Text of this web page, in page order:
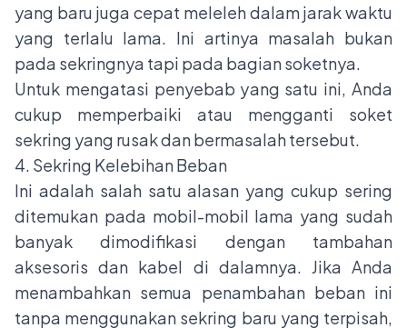
yang baru juga cepat meleleh dalam jarak waktu
yang terlalu lama. Ini artinya masalah bukan
pada sekringnya tapi pada bagian soketnya.
Untuk mengatasi penyebab yang satu ini, Anda
cukup memperbaiki atau mengganti soket
sekring yang rusak dan bermasalah tersebut.
4. Sekring Kelebihan Beban
Ini adalah salah satu alasan yang cukup sering
ditemukan pada mobil-mobil lama yang sudah
banyak dimodifikasi dengan tambahan
aksesoris dan kabel di dalamnya. Jika Anda
menambahkan semua penambahan beban ini
tanpa menggunakan sekring baru yang terpisah,